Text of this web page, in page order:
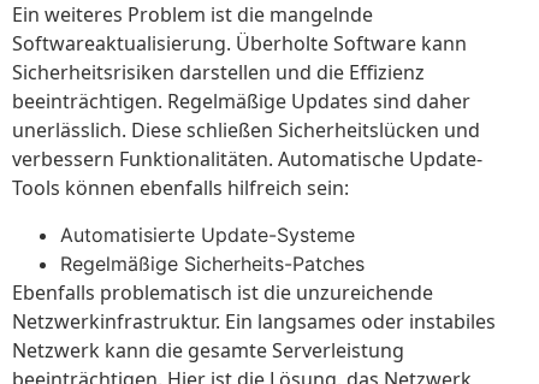
Ein weiteres Problem ist die mangelnde
Softwareaktualisierung. Überholte Software kann
Sicherheitsrisiken darstellen und die Effizienz
beeinträchtigen. Regelmäßige Updates sind daher
unerlässlich. Diese schließen Sicherheitslücken und
verbessern Funktionalitäten. Automatische Update-
Tools können ebenfalls hilfreich sein:
Automatisierte Update-Systeme
Regelmäßige Sicherheits-Patches
Ebenfalls problematisch ist die unzureichende
Netzwerkinfrastruktur. Ein langsames oder instabiles
Netzwerk kann die gesamte Serverleistung